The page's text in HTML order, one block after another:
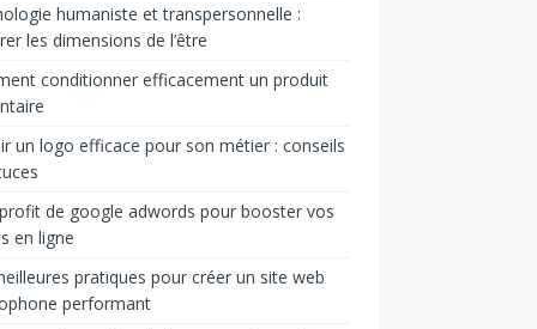
humaniste et transpersonnelle :
les dimensions de l’être
conditionner efficacement un produit
un logo efficace pour son métier : conseils
de google adwords pour booster vos
en ligne
pratiques pour créer un site web
performant